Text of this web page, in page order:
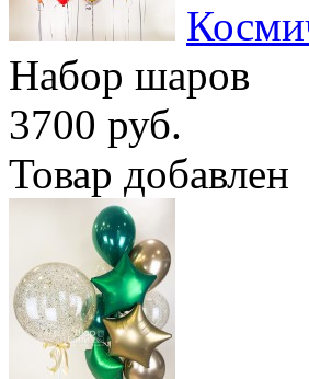
Набор шаров
3700 руб.
Товар добавлен